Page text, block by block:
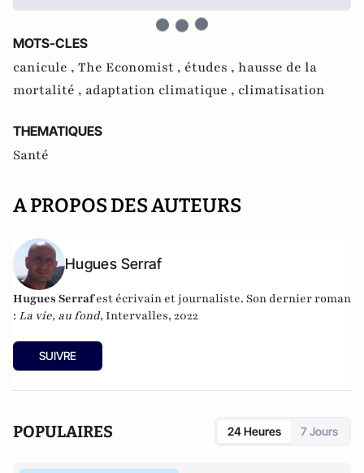
MOTS-CLES
canicule , The Economist , études , hausse de la
mortalité , adaptation climatique , climatisation
THEMATIQUES
Santé
A PROPOS DES AUTEURS
Hugues Serraf
Hugues Serrafest écrivain et journaliste. Son dernier roman
: La vie, au fond, Intervalles, 2022
SUIVRE
POPULAIRES 24 Heures 7 Jours